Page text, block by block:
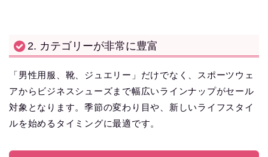
2. カテゴリーが非常に豊富
「男性用服、靴、ジュエリー」だけでなく、スポーツウェ
アからビジネスシューズまで幅広いラインナップがセール
対象となります。季節の変わり目や、新しいライフスタイ
ルを始めるタイミングに最適です。